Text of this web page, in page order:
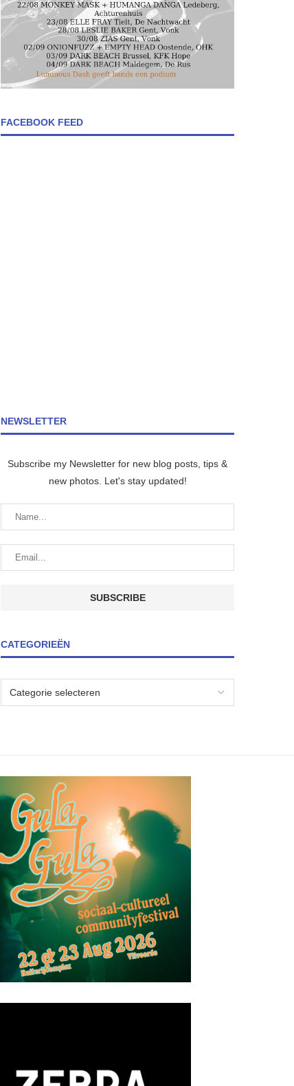
FACEBOOK FEED
NEWSLETTER
Subscribe my Newsletter for new blog posts, tips &
new photos. Let's stay updated!
CATEGORIEËN